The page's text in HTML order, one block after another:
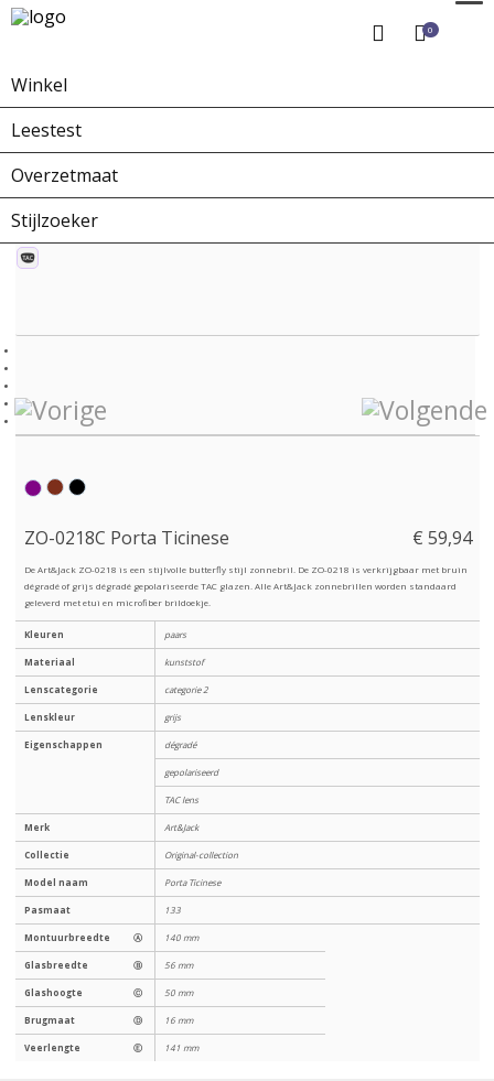
0
Winkel
Leestest
Overzetmaat
Stijlzoeker
Home Winkel
ZO-0218C Porta Ticinese € 59,94
De Art&Jack ZO-0218 is een stijlvolle butterfly stijl zonnebril. De ZO-0218 is verkrijgbaar met bruin
dégradé of grijs dégradé gepolariseerde TAC glazen. Alle Art&Jack zonnebrillen worden standaard
geleverd met etui en microfiber brildoekje.
Kleuren paars
Materiaal kunststof
Lenscategorie categorie 2
Lenskleur grijs
Eigenschappen dégradé
gepolariseerd
TAC lens
Merk Art&Jack
Collectie Original-collection
Model naam Porta Ticinese
Pasmaat 133
Montuurbreedte Ⓐ 140 mm
Glasbreedte Ⓑ 56 mm
Glashoogte Ⓒ 50 mm
Brugmaat Ⓓ 16 mm
Veerlengte Ⓔ 141 mm